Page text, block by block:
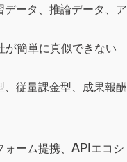
ータ、推論データ、ア
簡単に真似できない
従量課金型、成果報酬
ォーム提携、APIエコシ